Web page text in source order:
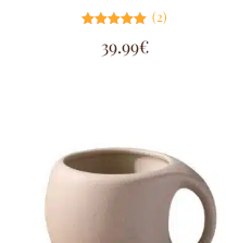
5.00
sur 5
(2)
39.99€